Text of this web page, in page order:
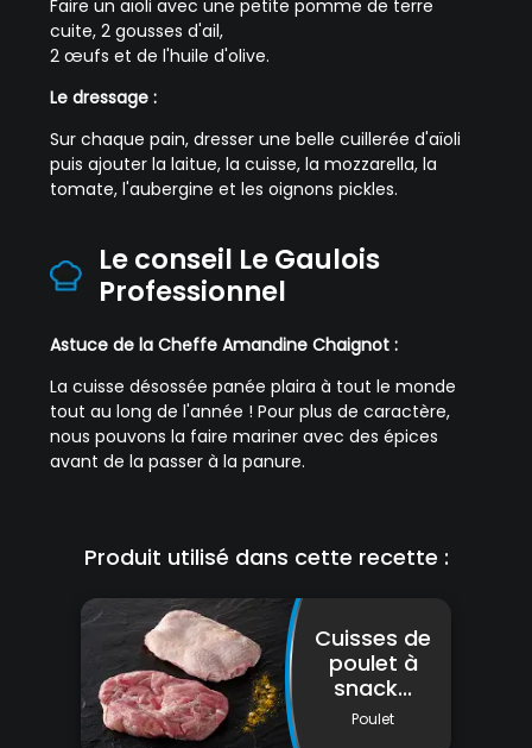
Faire un aïoli avec une petite pomme de terre
cuite, 2 gousses d'ail,
2 œufs et de l'huile d'olive.
Le dressage :
Sur chaque pain, dresser une belle cuillerée d'aïoli
puis ajouter la laitue, la cuisse, la mozzarella, la
tomate, l'aubergine et les oignons pickles.
Le conseil Le Gaulois
Professionnel
Astuce de la Cheffe Amandine Chaignot :
La cuisse désossée panée plaira à tout le monde
tout au long de l'année ! Pour plus de caractère,
nous pouvons la faire mariner avec des épices
avant de la passer à la panure.
Produit utilisé dans cette recette :
Cuisses de
poulet à
snack...
Poulet